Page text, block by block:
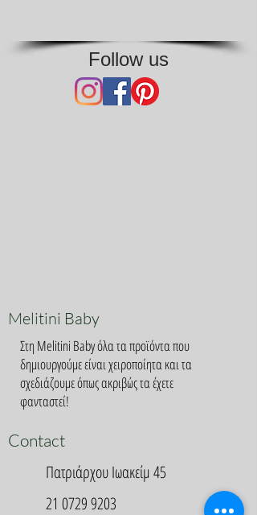
Follow us
Melitini Baby
Στη Melitini Baby όλα τα προϊόντα που
δημιουργούμε είναι χειροποίητα και τα
σχεδιάζουμε όπως ακριβώς τα έχετε
φανταστεί!
Contact
Πατριάρχου Ιωακείμ 45
21 0729 9203